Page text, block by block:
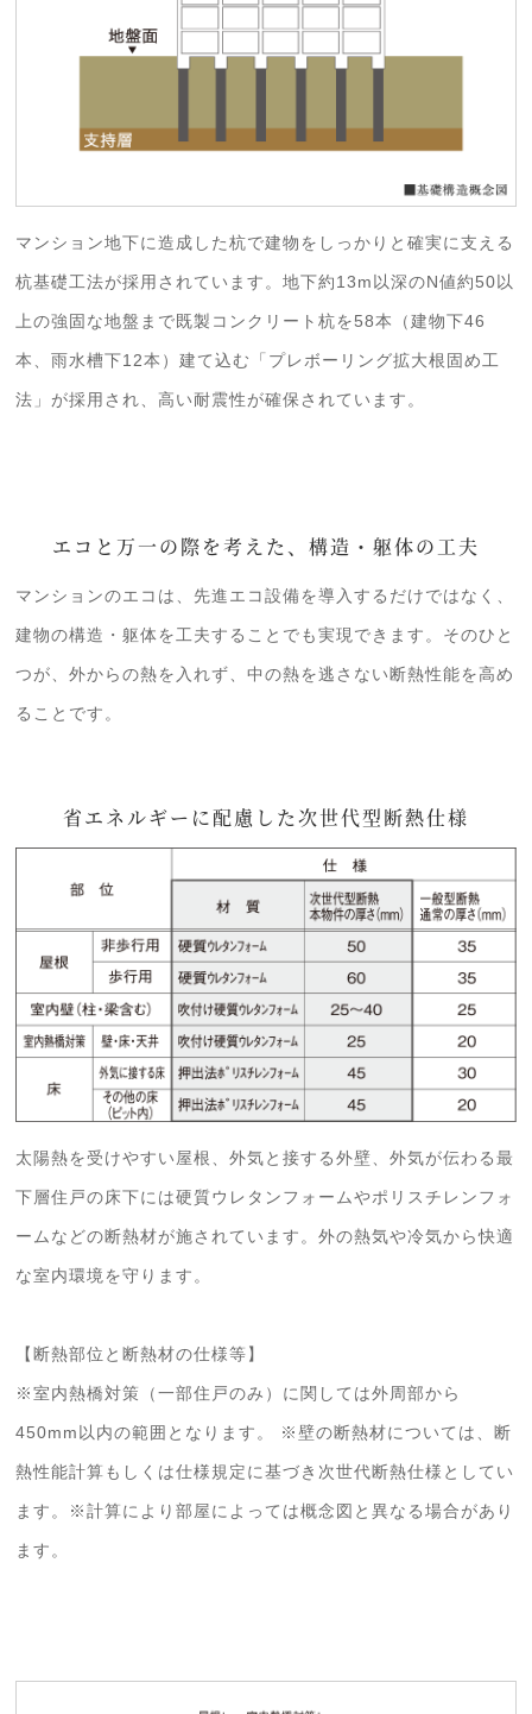
マンション地下に造成した杭で建物をしっかりと確実に支える
杭基礎工法が採用されています。地下約13m以深のN値約50以
上の強固な地盤まで既製コンクリート杭を58本（建物下46
本、雨水槽下12本）建て込む「プレボーリング拡大根固め工
法」が採用され、高い耐震性が確保されています。
エコと万一の際を考えた、構造・躯体の工夫
マンションのエコは、先進エコ設備を導入するだけではなく、
建物の構造・躯体を工夫することでも実現できます。そのひと
つが、外からの熱を入れず、中の熱を逃さない断熱性能を高め
ることです。
省エネルギーに配慮した次世代型断熱仕様
太陽熱を受けやすい屋根、外気と接する外壁、外気が伝わる最
下層住戸の床下には硬質ウレタンフォームやポリスチレンフォ
ームなどの断熱材が施されています。外の熱気や冷気から快適
な室内環境を守ります。
【断熱部位と断熱材の仕様等】
※室内熱橋対策（一部住戸のみ）に関しては外周部から
450mm以内の範囲となります。 ※壁の断熱材については、断
熱性能計算もしくは仕様規定に基づき次世代断熱仕様としてい
ます。※計算により部屋によっては概念図と異なる場合があり
ます。